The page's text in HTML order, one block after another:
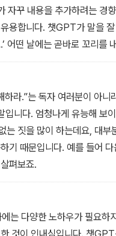
‘실용서’다. 가끔씩이라도
트레스를 받지 않고 꽤 괜
법을 설명했다. 이메일이든
든 기본 원리는 똑같다. 에세
경험이 쌓이면 충분히 만족
. 이 책을 읽은 독자들은 내가
인공지능에 ‘적응’하느라
한다.
자꾸 내용을 추가하려는 경
용합니다. 챗GPT가 말을
어떤 날에는 곧바로 꼬리를
문장을 바꿔 주지만, 어떤
을 굽히지 않고 자꾸만 수다를
하라.”는 독자 여러분이 아니
입니다. 엄청나게 유능해 보
는 짓을 많이 하는데요, 대부
기 때문입니다. 예를 들어
펴보죠.
는 다양한 노하우가 필요하
것이 인내심입니다. 챗